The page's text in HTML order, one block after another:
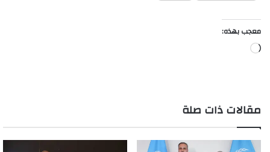
معجب بهذه:
جاري
مقالات ذات صلة